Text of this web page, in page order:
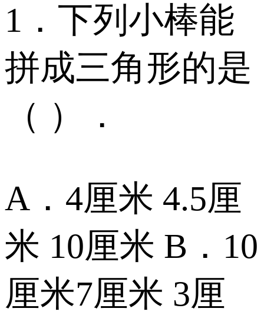
1．下列小棒能
拼成三角形的是
（ ）．
A．4厘米 4.5厘
米 10厘米 B．10
厘米7厘米 3厘